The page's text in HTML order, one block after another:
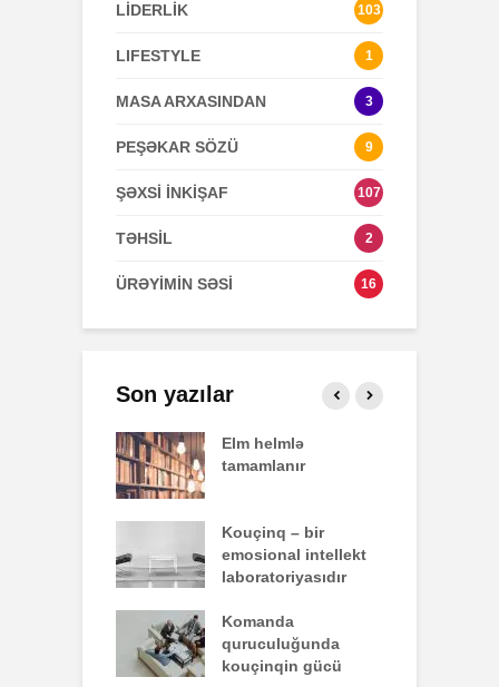
LİDERLİK 103
LIFESTYLE 1
MASA ARXASINDAN 3
PEŞƏKAR SÖZÜ 9
ŞƏXSİ İNKİŞAF 107
TƏHSİL 2
ÜRƏYİMİN SƏSİ 16
Son yazılar
Elm helmlə
tamamlanır
Kouçinq – bir
emosional intellekt
laboratoriyasıdır
Komanda
quruculuğunda
kouçinqin gücü